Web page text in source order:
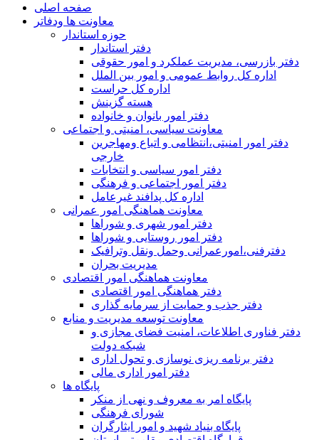
صفحه اصلی
معاونت ها ودفاتر
حوزه استاندار
دفتر استاندار
دفتر بازرسی، مدیریت عملکرد و امور حقوقی
اداره کل روابط عمومی و امور بین الملل
اداره کل حراست
هسته گزینش
دفتر امور بانوان و خانواده
معاونت سیاسی، امنیتی و اجتماعی
دفتر امور امنيتی،انتظامی و اتباع ومهاجرین
خارجی
دفتر امور سیاسی و انتخابات
دفتر امور اجتماعی و فرهنگی
اداره کل پدافند غیرعامل
معاونت هماهنگی امور عمرانی
دفتر امور شهری و شوراها
دفتر امور روستایی و شوراها
دفترفنی،امورعمرانی وحمل ونقل وترافيک
مدیریت بحران
معاونت هماهنگی امور اقتصادی
دفتر هماهنگی امور اقتصادی
دفتر جذب و حمایت از سرمایه گذاری
معاونت توسعه مدیریت و منابع
دفتر فناوری اطلاعات، امنیت فضای مجازی و
شبکه دولت
دفتر برنامه ریزی نوسازی و تحول اداری
دفتر امور اداری مالی
پایگاه ها
پایگاه امر به معروف و نهی از منکر
شورای فرهنگی
پایگاه بنیاد شهید و امور ایثارگران